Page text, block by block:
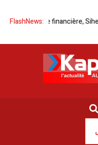
FlashNews:
brigade financière, Sihem